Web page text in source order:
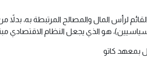
لرأس المال والمصالح المرتبطة به، بدلاً
هو الذي يجعل النظام الاقتصادي
بمعهد كاتو